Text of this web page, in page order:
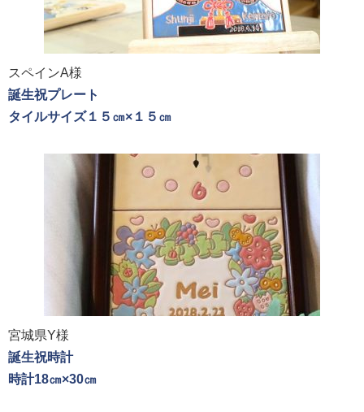
スペインA様
誕生祝プレート
タイルサイズ１５㎝×１５㎝
宮城県Y様
誕生祝時計
時計18㎝×30㎝